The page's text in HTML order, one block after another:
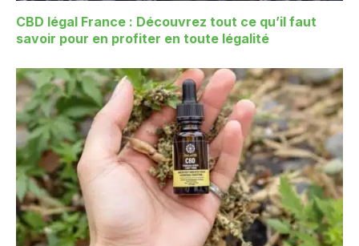
CBD légal France : Découvrez tout ce qu’il faut
savoir pour en profiter en toute légalité